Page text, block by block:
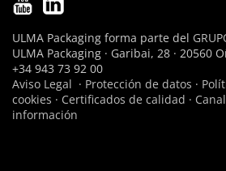
ULMA Packaging forma parte del
ULMA Packaging · Garibai, 28 · 20560
+34 943 73 92 00
Aviso Legal · Protección de datos ·
cookies · Certificados de calidad ·
información